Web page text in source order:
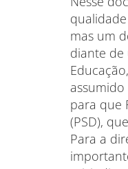
mas um
diante de
para que
(PSD),
Para a